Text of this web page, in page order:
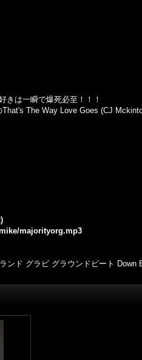
きは一瞬で爆死必至！！！
The Way Love Goes (CJ
majorityorg.mp3
ンド グラビ グラウンドビート Down